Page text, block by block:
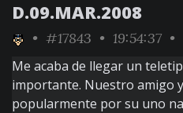
D.09.MAR.2008
• #17843 • 19:54:37 •
Me acaba de llegar un
importante. Nuestro amigo
popularmente por su uno